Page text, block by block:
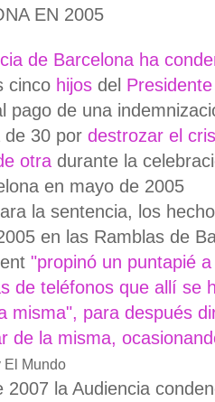
EN 2005
de Barcelona ha
cinco hijos del
pago de una
de 30 por destrozar el
otra durante la
en mayo de 2005
la sentencia, los
en las Ramblas de
"propinó un puntapié
de teléfonos que allí se
misma", para después
de la misma,
El Mundo
2007 la Audiencia